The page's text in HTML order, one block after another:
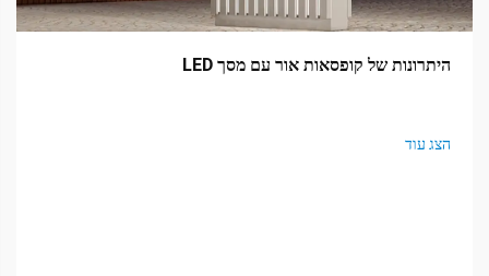
היתרונות של קופסאות אור עם מסך LED
הצג עוד